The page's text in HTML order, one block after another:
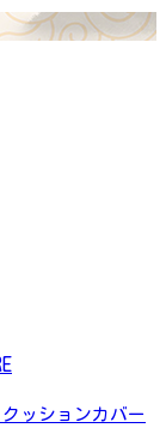
ッションカバー